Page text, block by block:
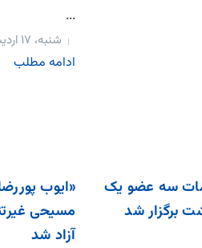
...
شنبه، ۱۷ اردیبهشت، ۱۴۰۱
ادامه مطلب
سه عضو یک
برگزار شد
«ایوب
مسیحی
آزاد شد